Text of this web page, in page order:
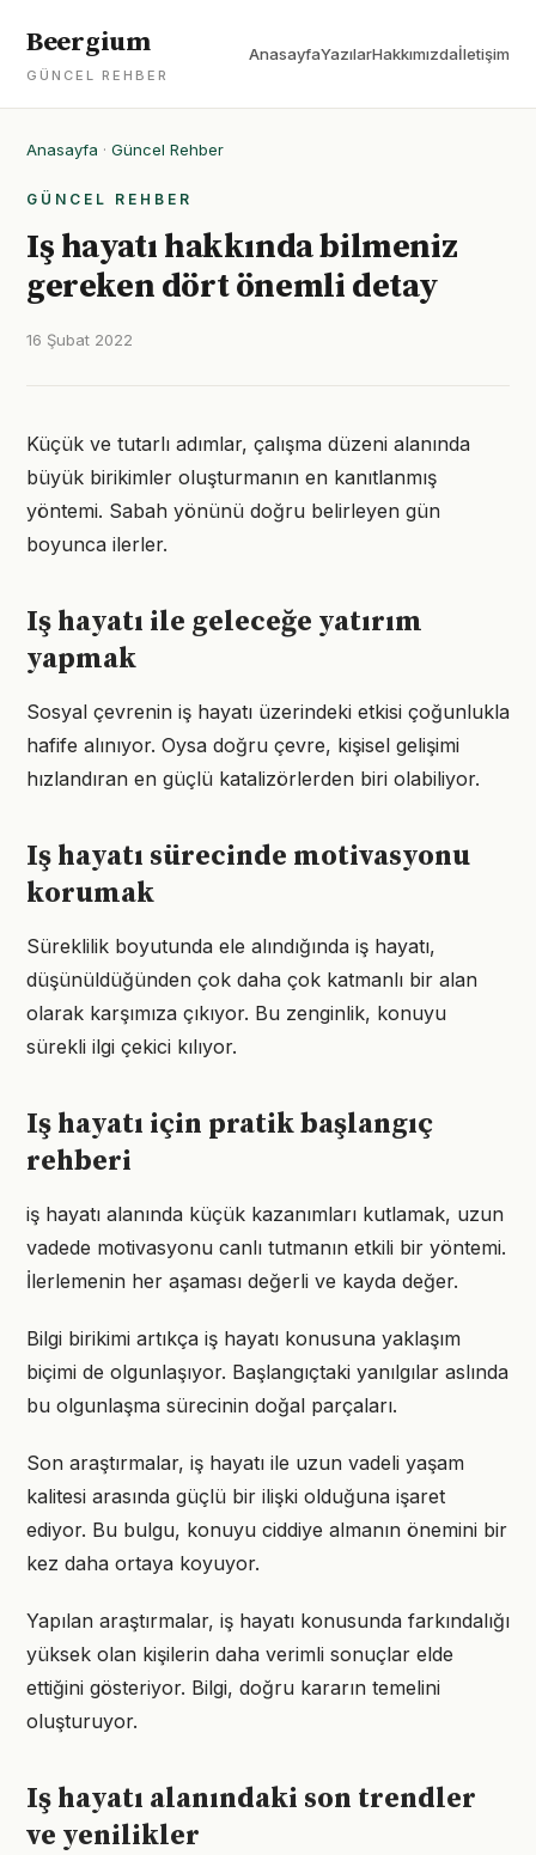
Beergium
GÜNCEL REHBER
AnasayfaYazılarHakkımızdaİletişim
Anasayfa · Güncel Rehber
GÜNCEL REHBER
Iş hayatı hakkında bilmeniz
gereken dört önemli detay
16 Şubat 2022
Küçük ve tutarlı adımlar, çalışma düzeni alanında
büyük birikimler oluşturmanın en kanıtlanmış
yöntemi. Sabah yönünü doğru belirleyen gün
boyunca ilerler.
Iş hayatı ile geleceğe yatırım
yapmak
Sosyal çevrenin iş hayatı üzerindeki etkisi çoğunlukla
hafife alınıyor. Oysa doğru çevre, kişisel gelişimi
hızlandıran en güçlü katalizörlerden biri olabiliyor.
Iş hayatı sürecinde motivasyonu
korumak
Süreklilik boyutunda ele alındığında iş hayatı,
düşünüldüğünden çok daha çok katmanlı bir alan
olarak karşımıza çıkıyor. Bu zenginlik, konuyu
sürekli ilgi çekici kılıyor.
Iş hayatı için pratik başlangıç
rehberi
iş hayatı alanında küçük kazanımları kutlamak, uzun
vadede motivasyonu canlı tutmanın etkili bir yöntemi.
İlerlemenin her aşaması değerli ve kayda değer.
Bilgi birikimi artıkça iş hayatı konusuna yaklaşım
biçimi de olgunlaşıyor. Başlangıçtaki yanılgılar aslında
bu olgunlaşma sürecinin doğal parçaları.
Son araştırmalar, iş hayatı ile uzun vadeli yaşam
kalitesi arasında güçlü bir ilişki olduğuna işaret
ediyor. Bu bulgu, konuyu ciddiye almanın önemini bir
kez daha ortaya koyuyor.
Yapılan araştırmalar, iş hayatı konusunda farkındalığı
yüksek olan kişilerin daha verimli sonuçlar elde
ettiğini gösteriyor. Bilgi, doğru kararın temelini
oluşturuyor.
Iş hayatı alanındaki son trendler
ve yenilikler